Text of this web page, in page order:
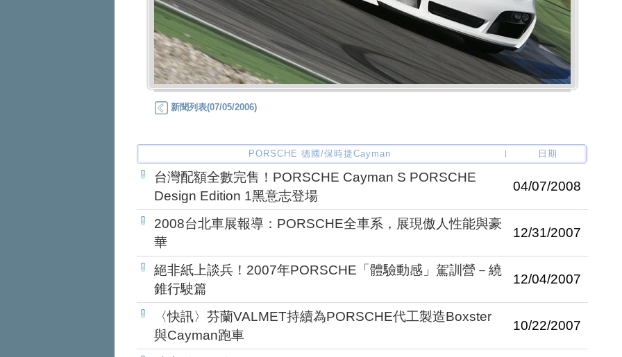
新聞列表(07/05/2006)
PORSCHE 德國/保時捷Cayman 日期
台灣配額全數完售！PORSCHE Cayman S PORSCHE
Design Edition 1黑意志登場
04/07/2008
2008台北車展報導：PORSCHE全車系，展現傲人性能與豪
華
12/31/2007
絕非紙上談兵！2007年PORSCHE「體驗動感」駕訓營－繞
錐行駛篇
12/04/2007
〈快訊〉芬蘭VALMET持續為PORSCHE代工製造Boxster
與Cayman跑車
10/22/2007